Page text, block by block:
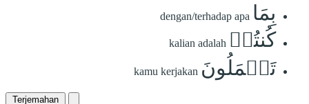
بِمَا dengan/terhadap apa
كُنتُمۡ kalian adalah
تَعۡمَلُونَ kamu kerjakan
Terjemahan